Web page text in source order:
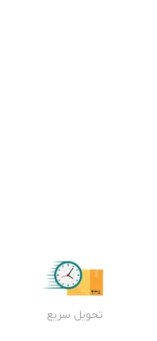
تحویل سریع